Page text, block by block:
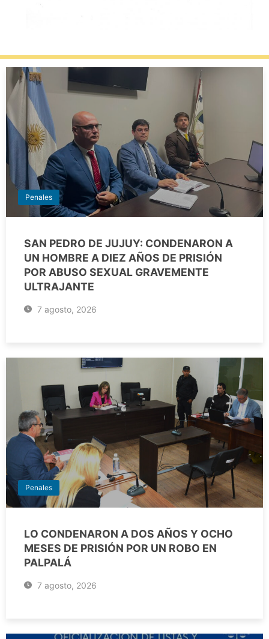
Penales
SAN PEDRO DE JUJUY: CONDENARON A
UN HOMBRE A DIEZ AÑOS DE PRISIÓN
POR ABUSO SEXUAL GRAVEMENTE
ULTRAJANTE
7 agosto, 2026
Penales
LO CONDENARON A DOS AÑOS Y OCHO
MESES DE PRISIÓN POR UN ROBO EN
PALPALÁ
7 agosto, 2026